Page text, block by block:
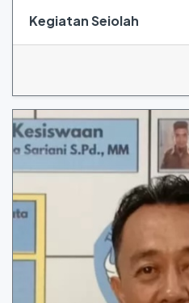
Kegiatan Seiolah